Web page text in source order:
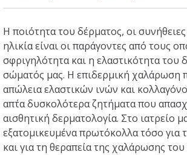
ΝΕΑ
ΠΡΟΣΦΟΡΕΣ
ΕΠΙΚΟΙΝΩΝΙΑ
Η ποιότητα του δέρματος, οι
ηλικία είναι οι παράγοντες από τους
σφριγηλότητα και η ελαστικότητα του
σώματός μας. Η επιδερμική χαλάρωση
απώλεια ελαστικών ινών και
απ΄τα δυσκολότερα ζητήματα που
αισθητική δερματολογία. Στο ιατρείο
εξατομικευμένα πρωτόκολλα τόσο
και για τη θεραπεία της χαλάρωσης